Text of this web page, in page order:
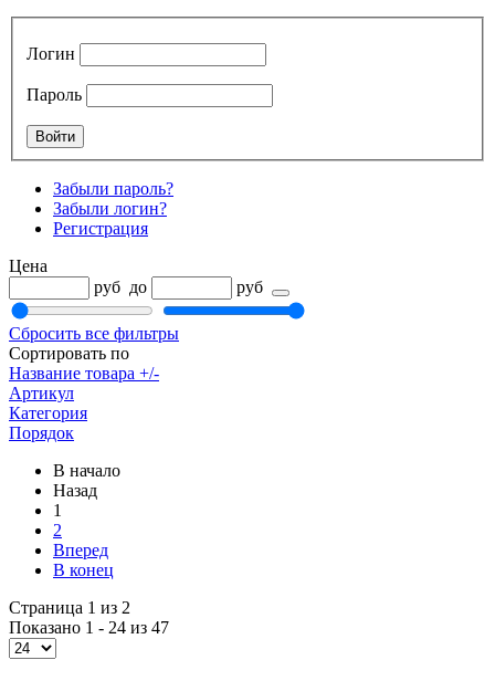
Логин
Пароль
Забыли пароль?
Забыли логин?
Регистрация
Цена
руб до руб
Сбросить все фильтры
Сортировать по
Название товара +/-
Артикул
Категория
Порядок
В начало
Назад
1
2
Вперед
В конец
Страница 1 из 2
Показано 1 - 24 из 47